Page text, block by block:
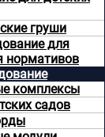
груши
для
нормативов
комплексы
садов